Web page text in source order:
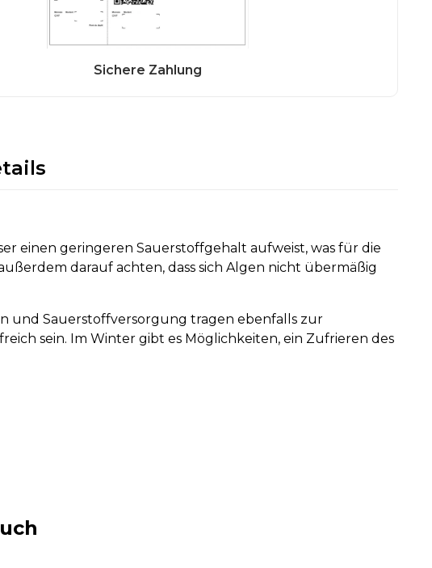
einen geringeren Sauerstoffgehalt aufweist, was für die
darauf achten, dass sich Algen nicht übermäßig
und Sauerstoffversorgung tragen ebenfalls zur
sein. Im Winter gibt es Möglichkeiten, ein Zufrieren des